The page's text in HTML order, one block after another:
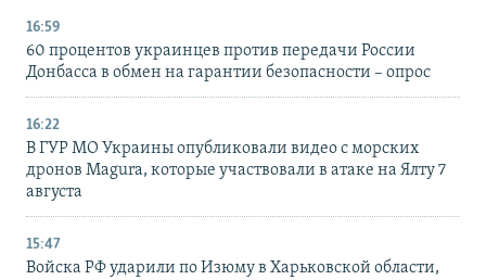
16:59
60 процентов украинцев против передачи России
Донбасса в обмен на гарантии безопасности – опрос
16:22
В ГУР МО Украины опубликовали видео с морских
дронов Magura, которые участвовали в атаке на Ялту 7
августа
15:47
Войска РФ ударили по Изюму в Харьковской области,